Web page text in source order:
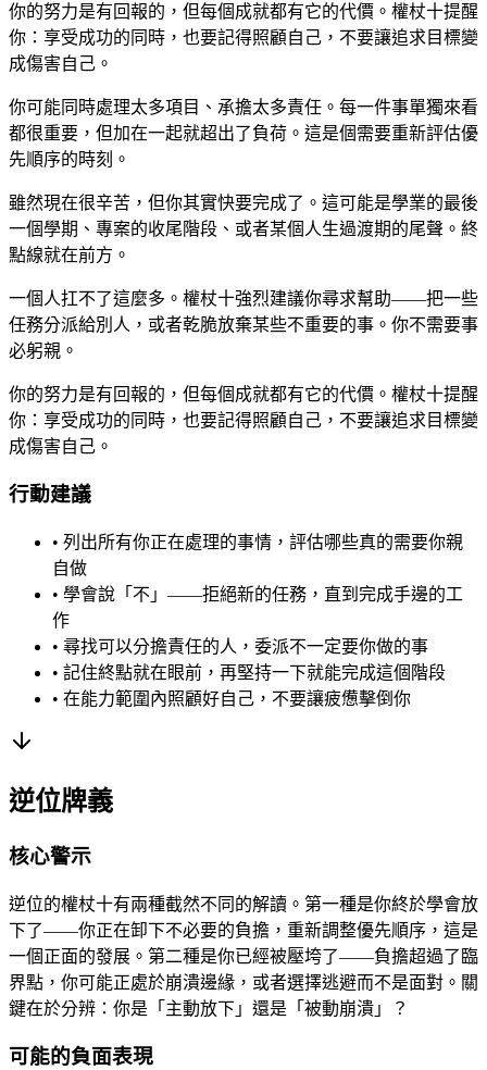
你的努力是有回報的，但每個成就都有它的代價。權杖十提醒
你：享受成功的同時，也要記得照顧自己，不要讓追求目標變
成傷害自己。
你可能同時處理太多項目、承擔太多責任。每一件事單獨來看
都很重要，但加在一起就超出了負荷。這是個需要重新評估優
先順序的時刻。
雖然現在很辛苦，但你其實快要完成了。這可能是學業的最後
一個學期、專案的收尾階段、或者某個人生過渡期的尾聲。終
點線就在前方。
一個人扛不了這麼多。權杖十強烈建議你尋求幫助——把一些
任務分派給別人，或者乾脆放棄某些不重要的事。你不需要事
必躬親。
你的努力是有回報的，但每個成就都有它的代價。權杖十提醒
你：享受成功的同時，也要記得照顧自己，不要讓追求目標變
成傷害自己。
行動建議
• 列出所有你正在處理的事情，評估哪些真的需要你親
自做
• 學會說「不」——拒絕新的任務，直到完成手邊的工
作
• 尋找可以分擔責任的人，委派不一定要你做的事
• 記住終點就在眼前，再堅持一下就能完成這個階段
• 在能力範圍內照顧好自己，不要讓疲憊擊倒你
逆位牌義
核心警示
逆位的權杖十有兩種截然不同的解讀。第一種是你終於學會放
下了——你正在卸下不必要的負擔，重新調整優先順序，這是
一個正面的發展。第二種是你已經被壓垮了——負擔超過了臨
界點，你可能正處於崩潰邊緣，或者選擇逃避而不是面對。關
鍵在於分辨：你是「主動放下」還是「被動崩潰」？
可能的負面表現